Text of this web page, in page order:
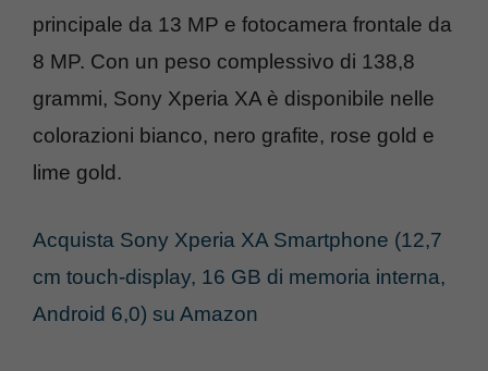
principale da 13 MP e fotocamera frontale da
8 MP. Con un peso complessivo di 138,8
grammi, Sony Xperia XA è disponibile nelle
colorazioni bianco, nero grafite, rose gold e
lime gold.
Acquista Sony Xperia XA Smartphone (12,7
cm touch-display, 16 GB di memoria interna,
Android 6,0) su Amazon